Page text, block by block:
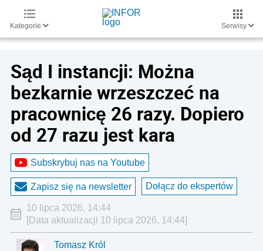
Kategorie Serwisy
Sąd I instancji: Można
bezkarnie wrzeszczeć na
pracownicę 26 razy. Dopiero
od 27 razu jest kara
Subskrybuj nas na Youtube
Zapisz się na newsletter Dołącz do ekspertów
10 lipca 2026, 14:44
[Data aktualizacji 10 lipca 2026, 14:44]
Tomasz Król